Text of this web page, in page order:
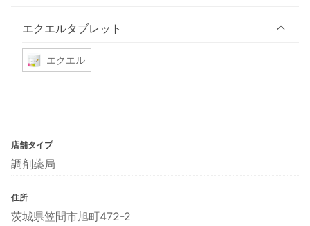
エクエルタブレット
エクエル
店舗タイプ
調剤薬局
住所
茨城県笠間市旭町472-2